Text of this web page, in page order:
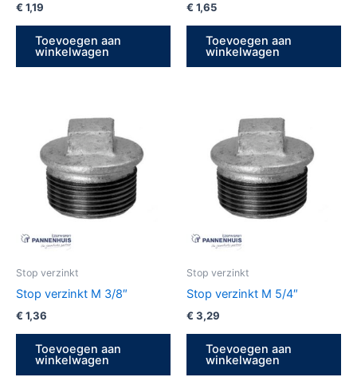
€ 1,19
Toevoegen aan
winkelwagen
€ 1,65
Toevoegen aan
winkelwagen
Stop verzinkt
Stop verzinkt M 3/8″
€ 1,36
Toevoegen aan
winkelwagen
Stop verzinkt
Stop verzinkt M 5/4″
€ 3,29
Toevoegen aan
winkelwagen